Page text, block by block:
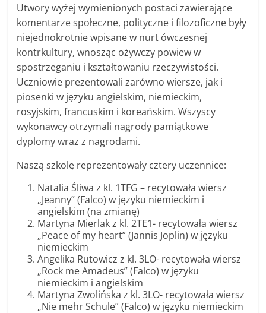
Utwory wyżej wymienionych postaci zawierające
komentarze społeczne, polityczne i filozoficzne były
niejednokrotnie wpisane w nurt ówczesnej
kontrkultury, wnosząc ożywczy powiew w
spostrzeganiu i kształtowaniu rzeczywistości.
Uczniowie prezentowali zarówno wiersze, jak i
piosenki w języku angielskim, niemieckim,
rosyjskim, francuskim i koreańskim. Wszyscy
wykonawcy otrzymali nagrody pamiątkowe
dyplomy wraz z nagrodami.
Naszą szkolę reprezentowały cztery uczennice:
Natalia Śliwa z kl. 1TFG – recytowała wiersz
„Jeanny” (Falco) w języku niemieckim i
angielskim (na zmianę)
Martyna Mierlak z kl. 2TE1- recytowała wiersz
„Peace of my heart” (Jannis Joplin) w języku
niemieckim
Angelika Rutowicz z kl. 3LO- recytowała wiersz
„Rock me Amadeus” (Falco) w języku
niemieckim i angielskim
Martyna Zwolińska z kl. 3LO- recytowała wiersz
„Nie mehr Schule” (Falco) w języku niemieckim